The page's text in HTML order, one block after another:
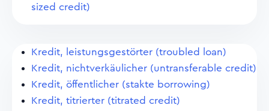
sized credit)
Kredit, leistungsgestörter (troubled loan)
Kredit, nichtverkäulicher (untransferable credit)
Kredit, öffentlicher (stakte borrowing)
Kredit, titrierter (titrated credit)